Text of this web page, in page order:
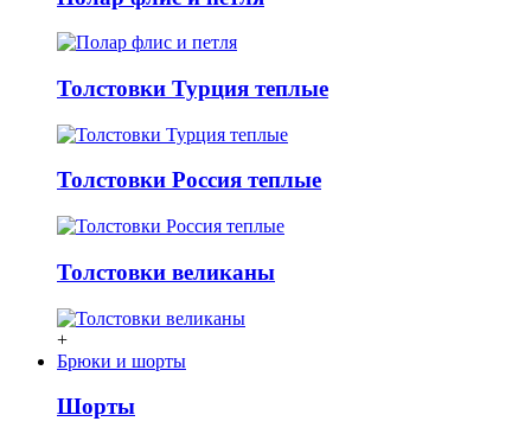
Толстовки Турция теплые
Толстовки Россия теплые
Толстовки великаны
+
Брюки и шорты
Шорты